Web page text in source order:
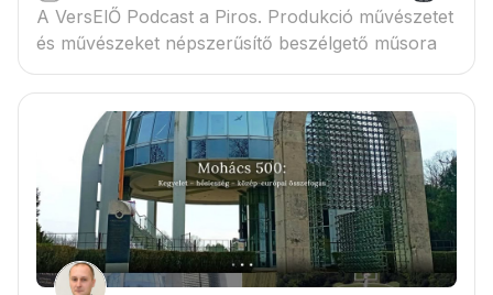
A VersElŐ Podcast a Piros. Produkció művészetet
és művészeket népszerűsítő beszélgető műsora